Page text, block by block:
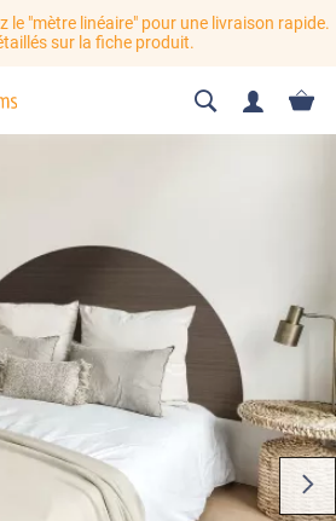
le "mètre linéaire" pour une livraison rapide.
sur la fiche produit.